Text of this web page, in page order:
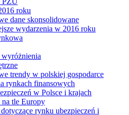
roku
dane skonsolidowane
wydarzenia w 2016 roku
trendy w polskiej gospodarce
rynkach finansowych
w Polsce i krajach
na tle Europy
rynku ubezpieczeń i